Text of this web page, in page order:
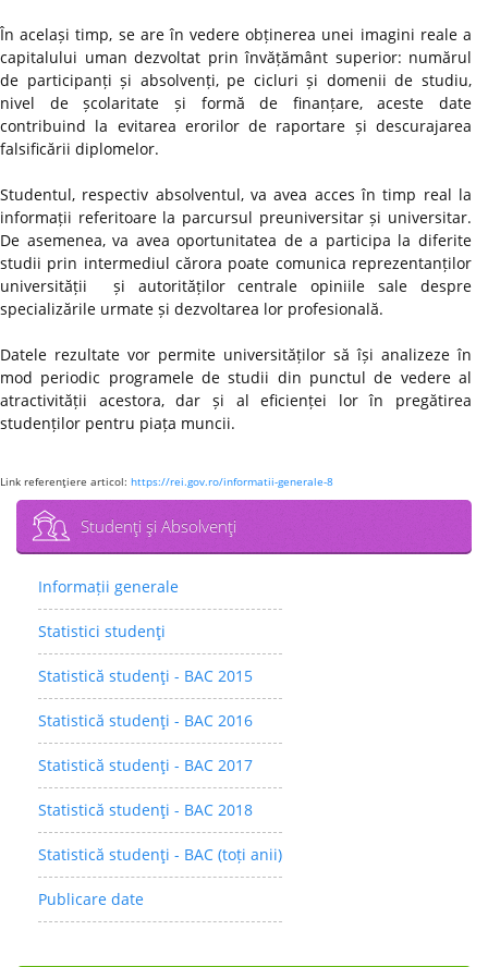
În același timp, se are în vedere obținerea unei imagini reale a
capitalului uman dezvoltat prin învățământ superior: numărul
de participanți și absolvenți, pe cicluri și domenii de studiu,
nivel de școlaritate și formă de finanțare, aceste date
contribuind la evitarea erorilor de raportare și descurajarea
falsificării diplomelor.
Studentul, respectiv absolventul, va avea acces în timp real la
informații referitoare la parcursul preuniversitar și universitar.
De asemenea, va avea oportunitatea de a participa la diferite
studii prin intermediul cărora poate comunica reprezentanților
universității și autorităților centrale opiniile sale despre
specializările urmate și dezvoltarea lor profesională.
Datele rezultate vor permite universităților să își analizeze în
mod periodic programele de studii din punctul de vedere al
atractivității acestora, dar și al eficienței lor în pregătirea
studenților pentru piața muncii.
Link referenţiere articol: https://rei.gov.ro/informatii-generale-8
Studenţi şi Absolvenţi
Informații generale
Statistici studenţi
Statistică studenţi - BAC 2015
Statistică studenţi - BAC 2016
Statistică studenţi - BAC 2017
Statistică studenţi - BAC 2018
Statistică studenţi - BAC (toți anii)
Publicare date